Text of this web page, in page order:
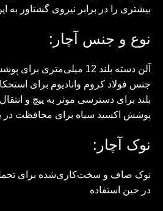
بیشتری را در برابر نیروی گشتاور به
نوع و جنس آچار:
آلن‌ دسته بلند 12 میلی‌متری
جنس فولاد کروم وانادیوم برای
بلند برای دسترسی موثر به پیچ و
پوشش اکسید سیاه برای محافظت در
نوک آچار:
نوک صاف و سخت‌کاری‌شده برای تحمل
در حین استفاده